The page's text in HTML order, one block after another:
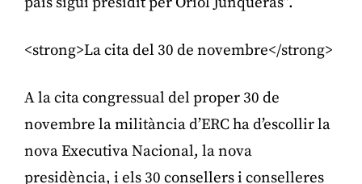
<strong>La cita del 30 de novembre</strong>
A la cita congressual del proper 30 de
novembre la militància d’ERC ha d’escollir la
nova Executiva Nacional, la nova
presidència, i els 30 consellers i conselleres